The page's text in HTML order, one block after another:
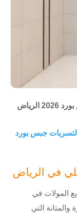
جبس بورد
في الرياض
لمشاريع المولات في
التي